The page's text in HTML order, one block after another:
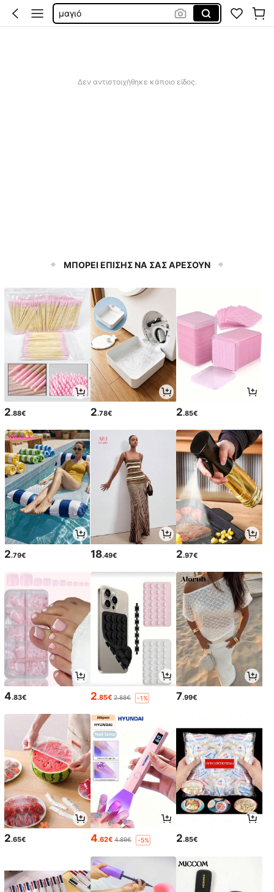
μαγιό
Δεν αντιστοιχήθηκε κάποιο είδος.
ΜΠΟΡΕΙ ΕΠΙΣΗΣ ΝΑ ΣΑΣ ΑΡΕΣΟΥΝ
2.88€ 2.78€ 2.85€
2.79€ 18.49€ 2.97€
4.83€ 2.85€ 2.88€ -1% 7.99€
2.65€ 4.62€ 4.89€ -5% 2.85€